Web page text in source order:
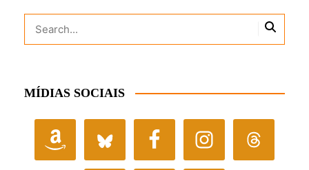
MÍDIAS SOCIAIS